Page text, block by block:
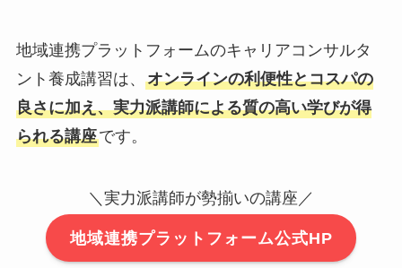
地域連携プラットフォームのキャリアコンサルタ
ント養成講習は、 オンラインの利便性とコスパの
良さに加え、実力派講師による質の高い学びが得
られる講座です。
＼実力派講師が勢揃いの講座／
地域連携プラットフォーム公式HP